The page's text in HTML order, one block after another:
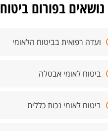
נושאים בפורום
ועדה רפואית בביטוח הלאומי
ביטוח לאומי אבטלה
ביטוח לאומי נכות כללית